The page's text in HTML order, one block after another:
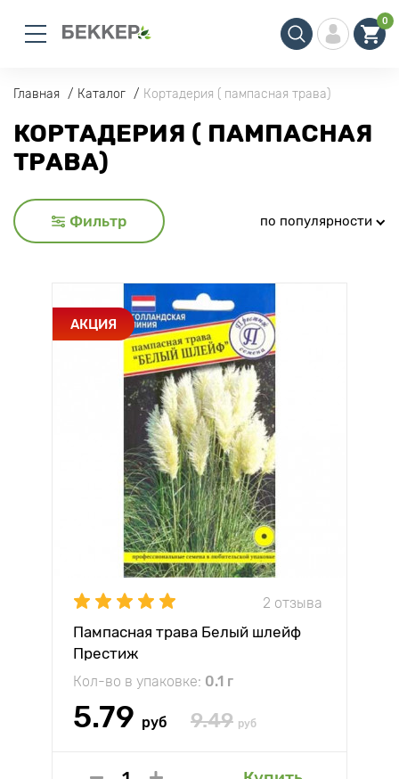
0
Главная Каталог Кортадерия ( пампасная трава)
КОРТАДЕРИЯ ( ПАМПАСНАЯ
ТРАВА)
Фильтр по популярности
АКЦИЯ
2 отзыва
Пампасная трава Белый шлейф
Престиж
Кол-во в упаковке: 0.1 г
5.79 руб 9.49 руб